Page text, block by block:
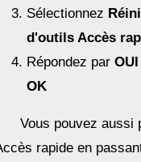
Sélectionnez
d'outils Accès
Répondez parOUI
OK
Vous pouvez aussi
rapide en